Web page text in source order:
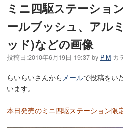
ミニ四駆ステーショ
ールブッシュ、アル
ッド)などの画像
投稿日:2010年6月19日 19:37 by P-M カ
らいらいさんから メールで投稿をい
います。
本日発売のミニ四駆ステーション限